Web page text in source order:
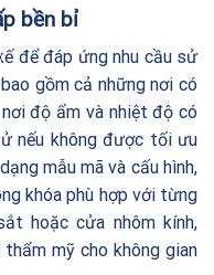
bền bỉ
để đáp ứng nhu cầu sử
gồm cả những nơi có
độ ẩm và nhiệt độ có
nếu không được tối ưu
mẫu mã và cấu hình,
khóa phù hợp với từng
hoặc cửa nhôm kính,
mỹ cho không gian